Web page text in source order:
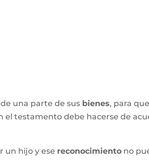
una parte de sus bienes, para
el testamento debe hacerse de
un hijo y ese reconocimiento no